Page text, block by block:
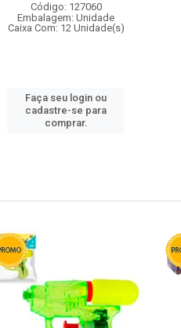
Código: 127060
Embalagem: Unidade
Caixa Com: 12 Unidade(s)
Faça seu login ou
cadastre-se para
comprar.